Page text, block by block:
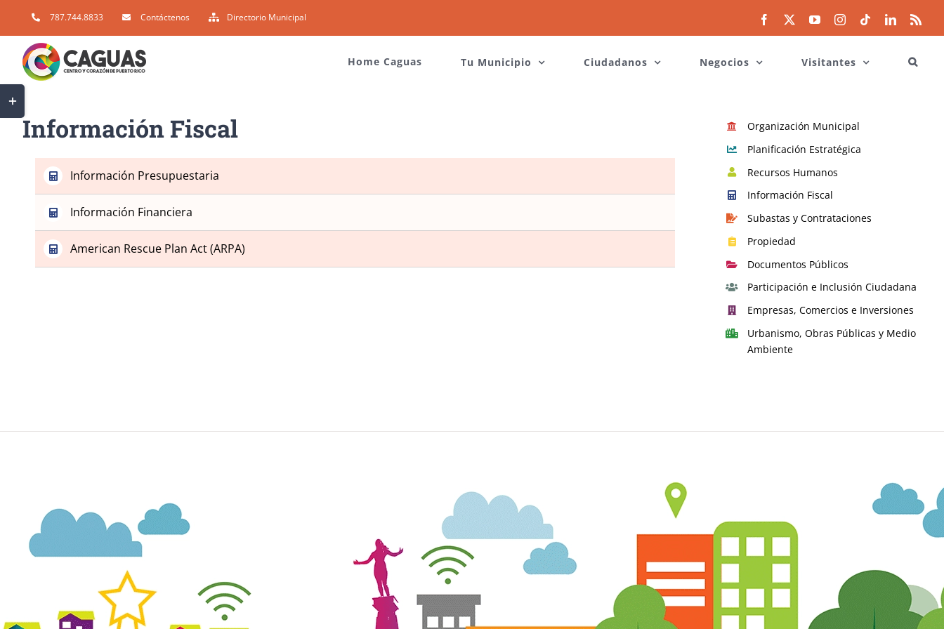
to
content
787.744.8833 Contáctenos Directorio Municipal Facebook YouTubeInstagram
TiktokLinkedIn
Home Caguas Tu Municipio Ciudadanos Negocios Visitantes
Información Fiscal
Información Presupuestaria
Información Financiera
American Rescue Plan Act (ARPA)
Organización Municipal
Planificación Estratégica
Recursos Humanos
Información Fiscal
Subastas y Contrataciones
Propiedad
Documentos Públicos
Participación e Inclusión Ciudadana
Empresas, Comercios e Inversiones
Urbanismo, Obras Públicas y Medio
Ambiente
Toggle
Sliding